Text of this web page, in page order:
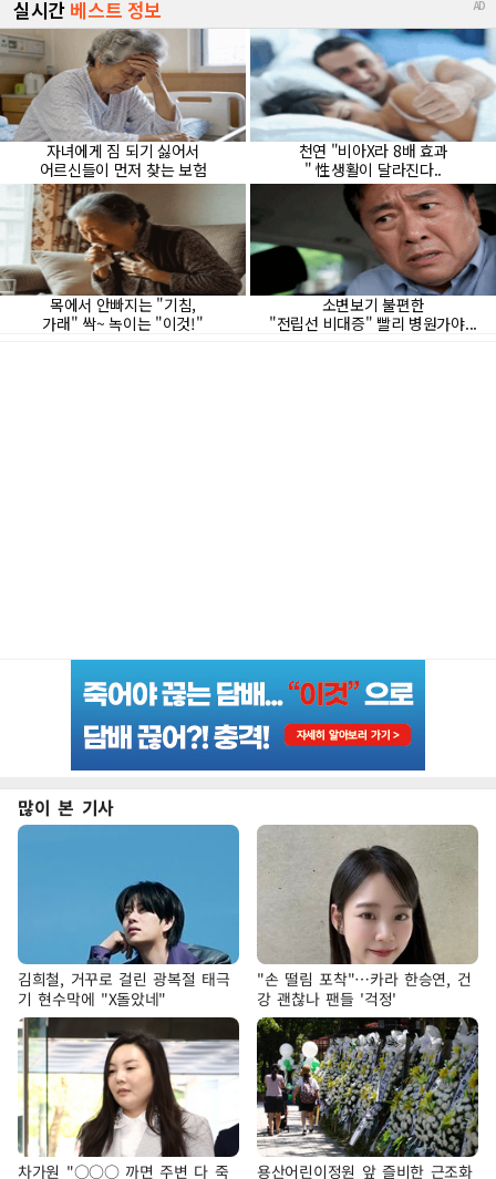
많이 본 기사
김희철, 거꾸로 걸린 광복절 태극
기 현수막에 "X돌았네"
"손 떨림 포착"…카라 한승연, 건
강 괜찮나 팬들 '걱정'
차가원 "○○○ 까면 주변 다 죽 용산어린이정원 앞 즐비한 근조화